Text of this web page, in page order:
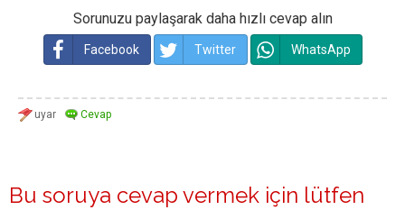
Sorunuzu paylaşarak daha hızlı cevap alın
Facebook Twitter WhatsApp
Bu soruya cevap vermek için lütfen